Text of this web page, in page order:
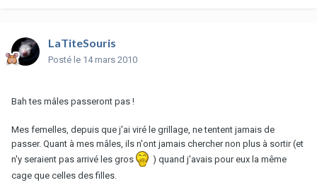
LaTiteSouris
Posté le 14 mars 2010
Bah tes mâles passeront pas !
Mes femelles, depuis que j'ai viré le grillage, ne tentent jamais de
passer. Quant à mes mâles, ils n'ont jamais chercher non plus à sortir (et
n'y seraient pas arrivé les gros
) quand j'avais pour eux la même
cage que celles des filles.